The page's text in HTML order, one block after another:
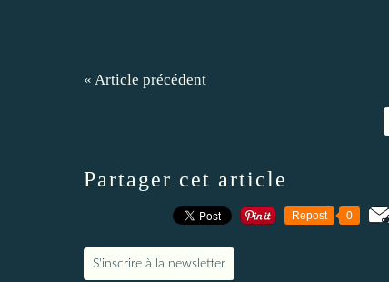
« Article précédent
Partager cet article
Repost 0
S'inscrire à la newsletter